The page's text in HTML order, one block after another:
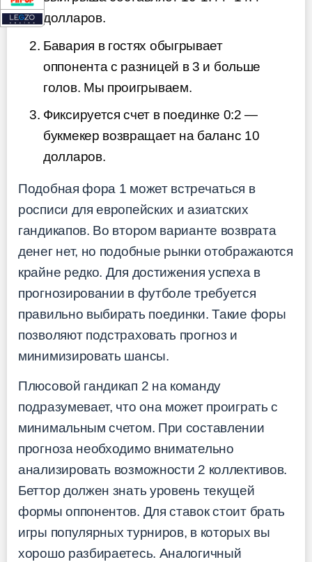
долларов.
Бавария в гостях обыгрывает
оппонента с разницей в 3 и больше
голов. Мы проигрываем.
Фиксируется счет в поединке 0:2 —
букмекер возвращает на баланс 10
долларов.
Подобная фора 1 может встречаться в
росписи для европейских и азиатских
гандикапов. Во втором варианте возврата
денег нет, но подобные рынки отображаются
крайне редко. Для достижения успеха в
прогнозировании в футболе требуется
правильно выбирать поединки. Такие форы
позволяют подстраховать прогноз и
минимизировать шансы.
Плюсовой гандикап 2 на команду
подразумевает, что она может проиграть с
минимальным счетом. При составлении
прогноза необходимо внимательно
анализировать возможности 2 коллективов.
Беттор должен знать уровень текущей
формы оппонентов. Для ставок стоит брать
игры популярных турниров, в которых вы
хорошо разбираетесь. Аналогичный